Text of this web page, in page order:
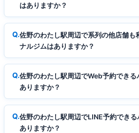
はありますか？
佐野のわたし駅周辺で系列の他店舗も
ナルジムはありますか？
佐野のわたし駅周辺でWeb予約できる
ありますか？
佐野のわたし駅周辺でLINE予約でき
ありますか？